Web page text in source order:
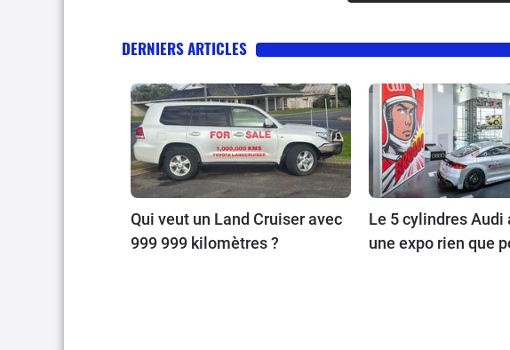
DERNIERS ARTICLES
Qui veut un Land Cruiser avec
999 999 kilomètres ?
Le 5 cylindres Audi
une expo rien que